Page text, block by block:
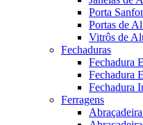
Porta
Portas de
Vitrôs de
Fechaduras
Fechadura
Fechadura
Fechadura
Ferragens